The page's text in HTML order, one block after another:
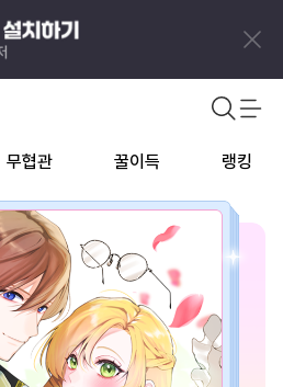
무협관 꿀이득 랭킹